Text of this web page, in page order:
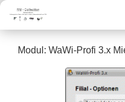
Modul: WaWi-​Profi 3.x